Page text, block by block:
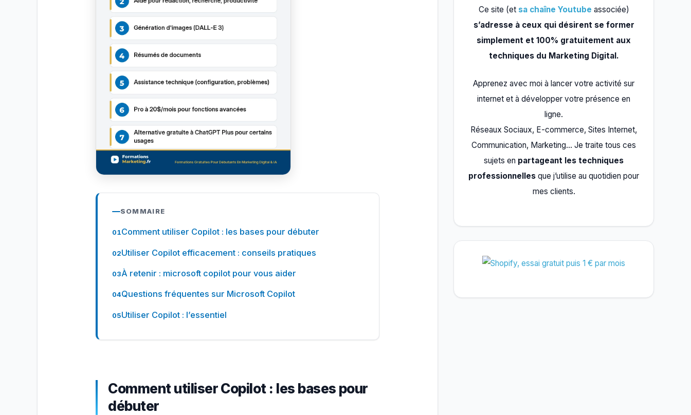
SOMMAIRE
Comment utiliser Copilot : les bases pour débuter
Utiliser Copilot efficacement : conseils pratiques
À retenir : microsoft copilot pour vous aider
Questions fréquentes sur Microsoft Copilot
Utiliser Copilot : l’essentiel
Comment utiliser Copilot : les bases pour
débuter
Ce site (et sa chaîne Youtube associée)
s’adresse à ceux qui désirent se former
simplement et 100% gratuitement aux
techniques du Marketing Digital.
Apprenez avec moi à lancer votre activité sur
internet et à développer votre présence en
ligne.
Réseaux Sociaux, E-commerce, Sites Internet,
Communication, Marketing… Je traite tous ces
sujets en partageant les techniques
professionnelles que j’utilise au quotidien pour
mes clients.